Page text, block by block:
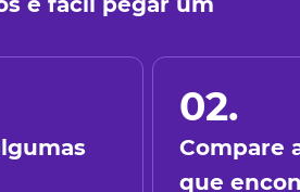
02.
Compare
que